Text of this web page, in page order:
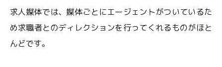
求人媒体では、媒体ごとにエージェントがついているた
め求職者とのディレクションを行ってくれるものがほと
んどです。